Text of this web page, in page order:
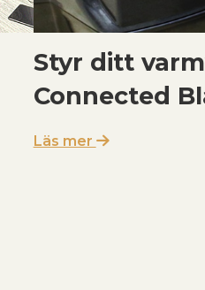
Styr ditt
Connected
Läs mer